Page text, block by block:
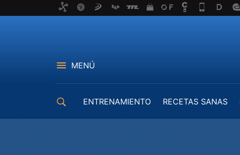
MENÚ
ENTRENAMIENTO RECETAS SANAS